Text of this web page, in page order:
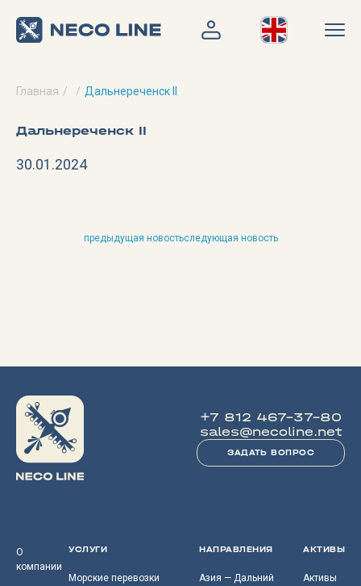
Главная Дальнереченск II
Дальнереченск II
30.01.2024
предыдущая новостьследующая новость
+7 812 467-37-80
sales@necoline.net
ЗАДАТЬ ВОПРОС
О
компании
УСЛУГИ
Морские перевозки
НАПРАВЛЕНИЯ
Азия — Дальний
АКТИВЫ
Активы